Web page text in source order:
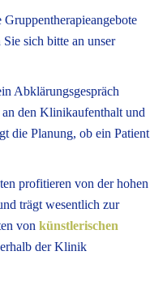
sich bitte an unser
Abklärungsgespräch
den Klinikaufenthalt und
die Planung, ob ein Patient
profitieren von der hohen
trägt wesentlich zur
von künstlerischen
der Klinik